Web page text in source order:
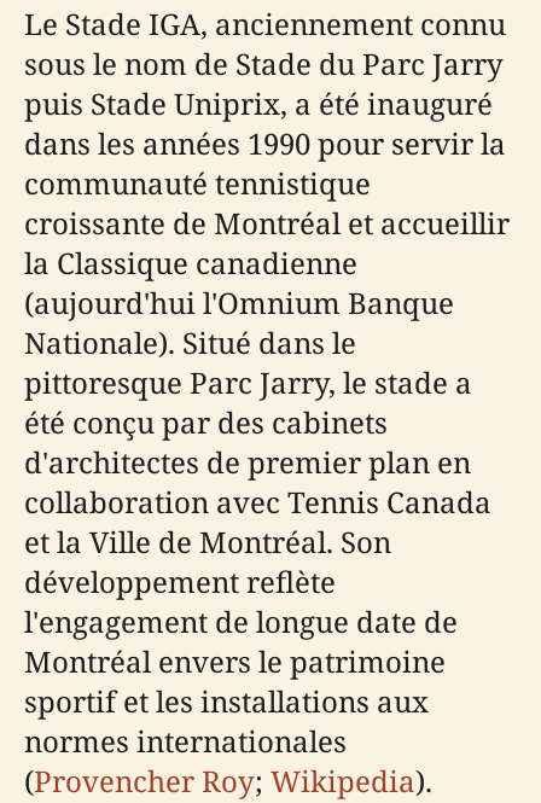
Le Stade IGA, anciennement connu
sous le nom de Stade du Parc Jarry
puis Stade Uniprix, a été inauguré
dans les années 1990 pour servir la
communauté tennistique
croissante de Montréal et accueillir
la Classique canadienne
(aujourd'hui l'Omnium Banque
Nationale). Situé dans le
pittoresque Parc Jarry, le stade a
été conçu par des cabinets
d'architectes de premier plan en
collaboration avec Tennis Canada
et la Ville de Montréal. Son
développement reflète
l'engagement de longue date de
Montréal envers le patrimoine
sportif et les installations aux
normes internationales
(Provencher Roy; Wikipedia).